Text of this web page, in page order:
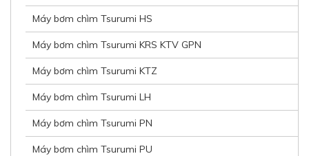
Máy bơm chìm Tsurumi HS
Máy bơm chìm Tsurumi KRS KTV GPN
Máy bơm chìm Tsurumi KTZ
Máy bơm chìm Tsurumi LH
Máy bơm chìm Tsurumi PN
Máy bơm chìm Tsurumi PU